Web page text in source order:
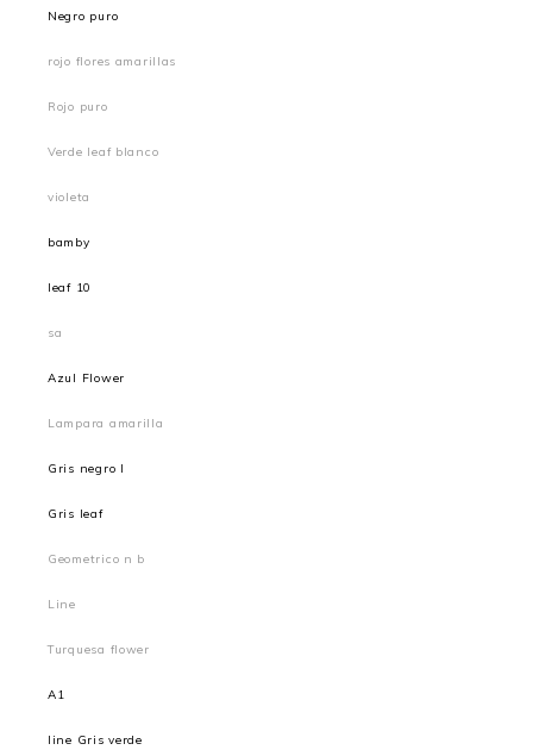
Negro puro
rojo flores amarillas
Rojo puro
Verde leaf blanco
violeta
bamby
leaf 10
sa
Azul Flower
Lampara amarilla
Gris negro l
Gris leaf
Geometrico n b
Line
Turquesa flower
A1
line Gris verde